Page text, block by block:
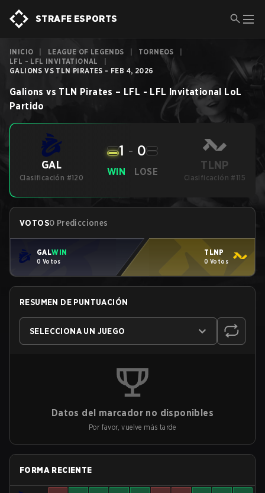
STRAFE ESPORTS
INICIO LEAGUE OF LEGENDS TORNEOS
LFL - LFL INVITATIONAL
GALIONS VS TLN PIRATES - FEB 4, 2026
Galions vs TLN Pirates – LFL - LFL Invitational LoL
Partido
GAL
Clasificación #120
WIN
1 - 0
LOSE TLNP
Clasificación #115
VOTOS0 Predicciones
GALWIN
0 Votos
TLNP
0 Votos
RESUMEN DE PUNTUACIÓN
SELECCIONA UN JUEGO
Datos del marcador no disponibles
Por favor, vuelve más tarde
FORMA RECIENTE